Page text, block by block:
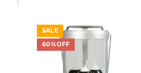
SALE
60%OFF